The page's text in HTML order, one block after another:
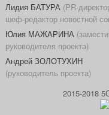
Лидия БАТУРА(PR-
шеф-редактор новостной
Юлия МАЖАРИНА
руководителя проекта)
Андрей ЗОЛОТУХИН
(руководитель проекта)
2015-2018